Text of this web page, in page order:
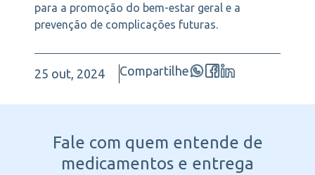
para a promoção do bem-estar geral e a
prevenção de complicações futuras.
25 out, 2024 Compartilhe
Fale com quem entende de
medicamentos e entrega